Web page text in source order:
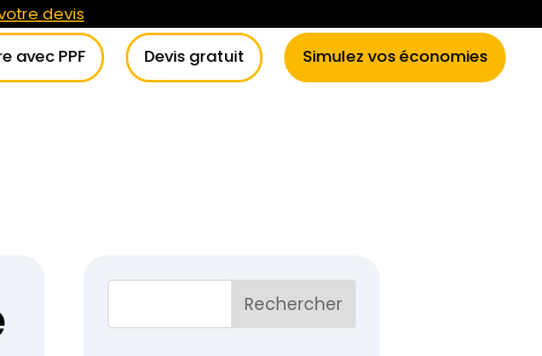
devis
avec PPF Devis gratuit Simulez vos économies
de l’eau Conseils